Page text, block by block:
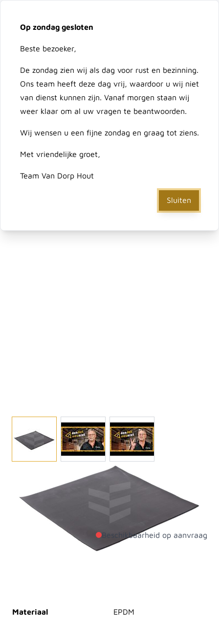
Op zondag gesloten
Beste bezoeker,
De zondag zien wij als dag voor rust en bezinning.
Ons team heeft deze dag vrij, waardoor u wij niet
van dienst kunnen zijn. Vanaf morgen staan wij
weer klaar om al uw vragen te beantwoorden.
Wij wensen u een fijne zondag en graag tot ziens.
Met vriendelijke groet,
Team Van Dorp Hout
Sluiten
Ga naar de inhoud
Doorzoek de hele winkel
EPDM zelfklevend 45x45
cm tbv stadsuitloop
De zelfklevende EPDM stroken worden o.a. toegepast
om lekkende zinken dakgoten te repareren. Gebruik
EPDM zelfklevende stroken bijvoorbeeld ten behoeven
van de stadsuitloop.
Beschikbaarheid op aanvraag
Materiaal
EPDM